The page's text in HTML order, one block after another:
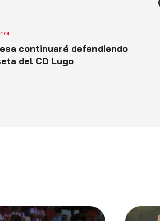
continuará defendiendo
del CD Lugo